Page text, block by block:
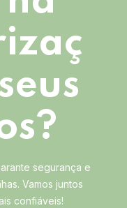
segurança e
Vamos juntos
confiáveis!